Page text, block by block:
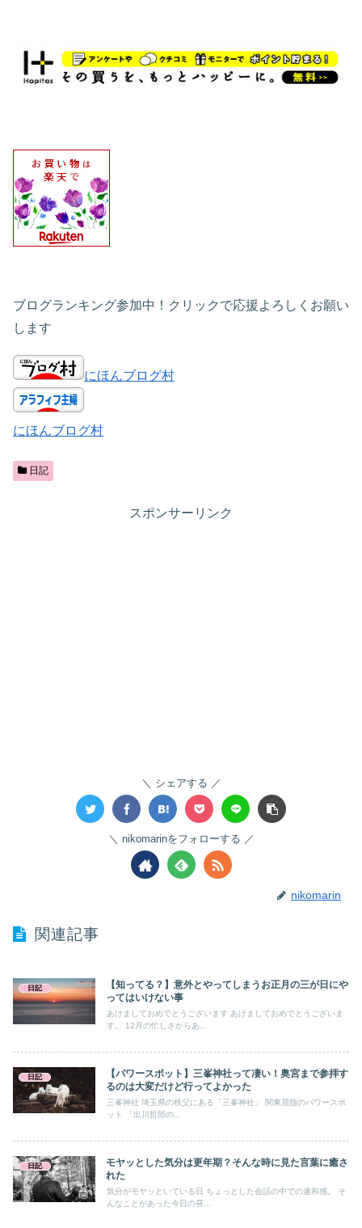
ブログランキング参加中！クリックで応援よろしくお願い
します
にほんブログ村
にほんブログ村
日記
スポンサーリンク
シェアする
nikomarinをフォローする
nikomarin
関連記事
日記
【知ってる？】意外とやってしまうお正月の三が日にや
ってはいけない事
あけましておめでとうございます あけましておめでとうございま
す。 12月の忙しさからあ...
日記
【パワースポット】三峯神社って凄い！奥宮まで参拝す
るのは大変だけど行ってよかった
三峯神社 埼玉県の秩父にある「三峯神社」 関東屈指のパワースポ
ット 「出川哲郎の...
日記
モヤッとした気分は更年期？そんな時に見た言葉に癒さ
れた
気分がモヤッといている日 ちょっとした会話の中での違和感。 そ
んなことがあった今日の昼...